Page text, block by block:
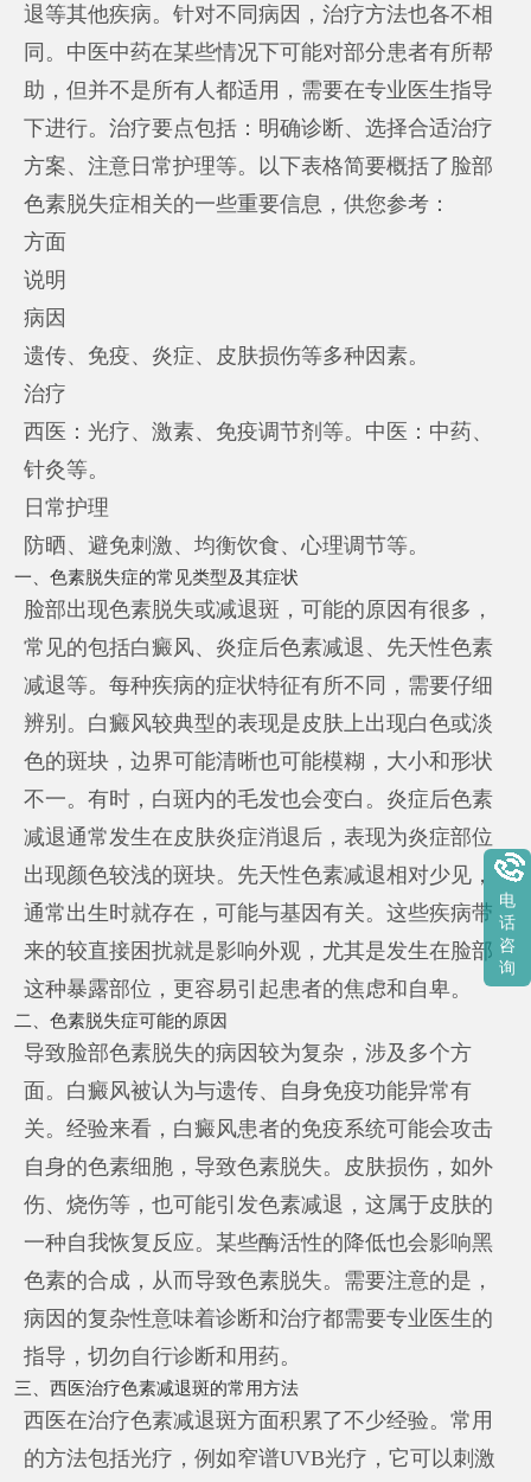
退等其他疾病。针对不同病因，治疗方法也各不相
同。中医中药在某些情况下可能对部分患者有所帮
助，但并不是所有人都适用，需要在专业医生指导
下进行。治疗要点包括：明确诊断、选择合适治疗
方案、注意日常护理等。以下表格简要概括了脸部
色素脱失症相关的一些重要信息，供您参考：
方面
说明
病因
遗传、免疫、炎症、皮肤损伤等多种因素。
治疗
西医：光疗、激素、免疫调节剂等。中医：中药、
针灸等。
日常护理
防晒、避免刺激、均衡饮食、心理调节等。
一、色素脱失症的常见类型及其症状
脸部出现色素脱失或减退斑，可能的原因有很多，
常见的包括白癜风、炎症后色素减退、先天性色素
减退等。每种疾病的症状特征有所不同，需要仔细
辨别。白癜风较典型的表现是皮肤上出现白色或淡
色的斑块，边界可能清晰也可能模糊，大小和形状
不一。有时，白斑内的毛发也会变白。炎症后色素
减退通常发生在皮肤炎症消退后，表现为炎症部位
出现颜色较浅的斑块。先天性色素减退相对少见，
通常出生时就存在，可能与基因有关。这些疾病带
来的较直接困扰就是影响外观，尤其是发生在脸部
这种暴露部位，更容易引起患者的焦虑和自卑。
二、色素脱失症可能的原因
导致脸部色素脱失的病因较为复杂，涉及多个方
面。白癜风被认为与遗传、自身免疫功能异常有
关。经验来看，白癜风患者的免疫系统可能会攻击
自身的色素细胞，导致色素脱失。皮肤损伤，如外
伤、烧伤等，也可能引发色素减退，这属于皮肤的
一种自我恢复反应。某些酶活性的降低也会影响黑
色素的合成，从而导致色素脱失。需要注意的是，
病因的复杂性意味着诊断和治疗都需要专业医生的
指导，切勿自行诊断和用药。
三、西医治疗色素减退斑的常用方法
西医在治疗色素减退斑方面积累了不少经验。常用
的方法包括光疗，例如窄谱UVB光疗，它可以刺激
电
话
咨
询